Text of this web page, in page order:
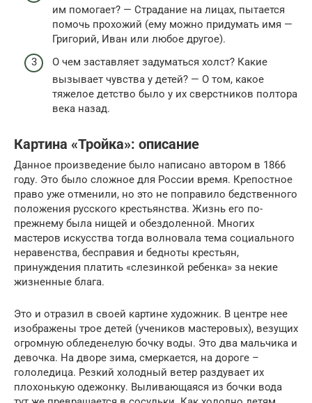
им помогает? — Страдание на лицах, пытается
помочь прохожий (ему можно придумать имя —
Григорий, Иван или любое другое).
О чем заставляет задуматься холст? Какие
вызывает чувства у детей? — О том, какое
тяжелое детство было у их сверстников полтора
века назад.
Картина «Тройка»: описание
Данное произведение было написано автором в 1866
году. Это было сложное для России время. Крепостное
право уже отменили, но это не поправило бедственного
положения русского крестьянства. Жизнь его по-
прежнему была нищей и обездоленной. Многих
мастеров искусства тогда волновала тема социального
неравенства, бесправия и бедноты крестьян,
принуждения платить «слезинкой ребенка» за некие
жизненные блага.
Это и отразил в своей картине художник. В центре нее
изображены трое детей (учеников мастеровых), везущих
огромную обледенелую бочку воды. Это два мальчика и
девочка. На дворе зима, смеркается, на дороге –
гололедица. Резкий холодный ветер раздувает их
плохонькую одежонку. Выливающаяся из бочки вода